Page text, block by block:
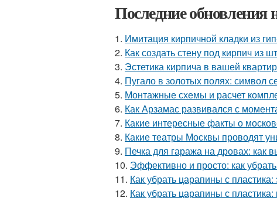
Последние обновления
1. Имитация кирпичной кладки из
2. Как создать стену под кирпич из
3. Эстетика кирпича в вашей
4. Пугало в золотых полях: символ
5. Монтажные схемы и расчет
6. Как Арзамас развивался с
7. Какие интересные факты о
8. Какие театры Москвы проводят
9. Печка для гаража на дровах: как
10. Эффективно и просто: как
11. Как убрать царапины с
12. Как убрать царапины с